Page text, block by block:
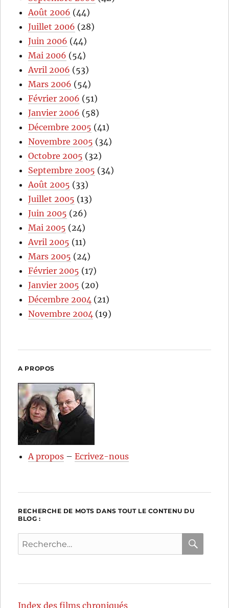
Août 2006 (44)
Juillet 2006 (28)
Juin 2006 (44)
Mai 2006 (54)
Avril 2006 (53)
Mars 2006 (54)
Février 2006 (51)
Janvier 2006 (58)
Décembre 2005 (41)
Novembre 2005 (34)
Octobre 2005 (32)
Septembre 2005 (34)
Août 2005 (33)
Juillet 2005 (13)
Juin 2005 (26)
Mai 2005 (24)
Avril 2005 (11)
Mars 2005 (24)
Février 2005 (17)
Janvier 2005 (20)
Décembre 2004 (21)
Novembre 2004 (19)
A PROPOS
A propos –Ecrivez-nous
RECHERCHE DE MOTS DANS TOUT LE CONTENU DU
BLOG :
Recherche
pour :
Index des films chroniqués